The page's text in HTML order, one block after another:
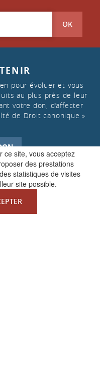
ce site, vous acceptez
des prestations
statistiques de visites
site possible.
OK
pour évoluer et vous
au plus près de leur
votre don, d’affecter
de Droit canonique »